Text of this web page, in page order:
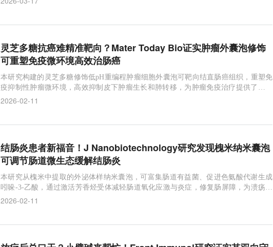
灵芝多糖抗癌难精准靶向？Mater Today Bio证实肿瘤外囊泡修饰
可重塑免疫微环境高效治肠癌
本研究构建的灵芝多糖修饰低pH重编程肿瘤细胞外囊泡可靶向结直肠癌组织，重塑免
疫抑制性肿瘤微环境，高效抑制皮下肿瘤生长和肺转移，为肿瘤免疫治疗提供了新型
多糖 - 纳米囊泡联合策略。
2026-02-11
结肠炎患者新福音！J Nanobiotechnology研究发现槐米纳米囊泡
可调节肠道微生态缓解结肠炎
本研究从槐米中提取的外泌体样纳米囊泡，可富集肠道有益菌、促进色氨酸代谢生成
吲哚-3-乙酸，通过激活芳香烃受体减轻肠道氧化应激与炎症，修复肠屏障，为溃疡性
结肠炎提供了天然且有效的治疗新方向。
2026-02-11